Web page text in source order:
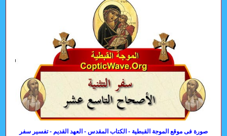
صورة فى موقع الموجة القبطية - الكتاب المقدس - العهد القديم - تفسير سفر